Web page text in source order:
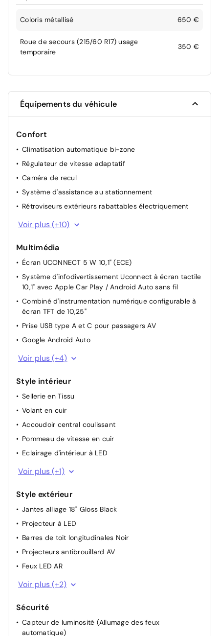
Coloris métallisé 650 €
Roue de secours (215/60 R17) usage
temporaire
350 €
Équipements du véhicule
Confort
Climatisation automatique bi-zone
Régulateur de vitesse adaptatif
Caméra de recul
Système d'assistance au stationnement
Rétroviseurs extérieurs rabattables électriquement
Rétroviseur intérieur photochromique
Reconnaissance des panneaux de signalisation
Siège passager à réglage manuel, 4 positions
Démarrage sans clé
Siège passager avant rabattable avec dossier souple
Aide au démarrage en côte
dégivrants
Traction Avant (FWD)
Parallel & Perpendicular Park and Unpark Assist
stationnement)
Voir plus (+10)
Multimédia
Écran UCONNECT 5 W 10,1" (ECE)
Système d'infodivertissement Uconnect à écran tactile
10,1" avec Apple Car Play / Android Auto sans fil
Combiné d'instrumentation numérique configurable à
écran TFT de 10,25"
Prise USB type A et C pour passagers AV
Google Android Auto
Apple Car Play
Ordinateur de bord
6 haut parleurs
Voir plus (+4)
Style intérieur
Sellerie en Tissu
Volant en cuir
Accoudoir central coulissant
Pommeau de vitesse en cuir
Eclairage d'intérieur à LED
Commande audio au volant
Voir plus (+1)
Style extérieur
Jantes alliage 18" Gloss Black
Projecteur à LED
Barres de toit longitudinales Noir
Projecteurs antibrouillard AV
Feux LED AR
Feux de jour à LED
Voir plus (+2)
Sécurité
Capteur de luminosité (Allumage des feux
automatique)